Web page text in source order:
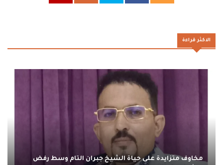
الاكثر قراءة
مخاوف متزايدة على حياة الشيخ جبران التام وسط رفض